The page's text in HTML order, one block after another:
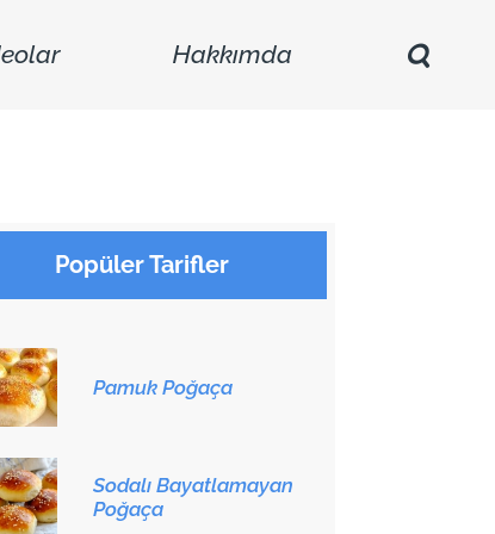
Hakkımda
Popüler Tarifler
Pamuk Poğaça
Sodalı Bayatlamayan
Poğaça